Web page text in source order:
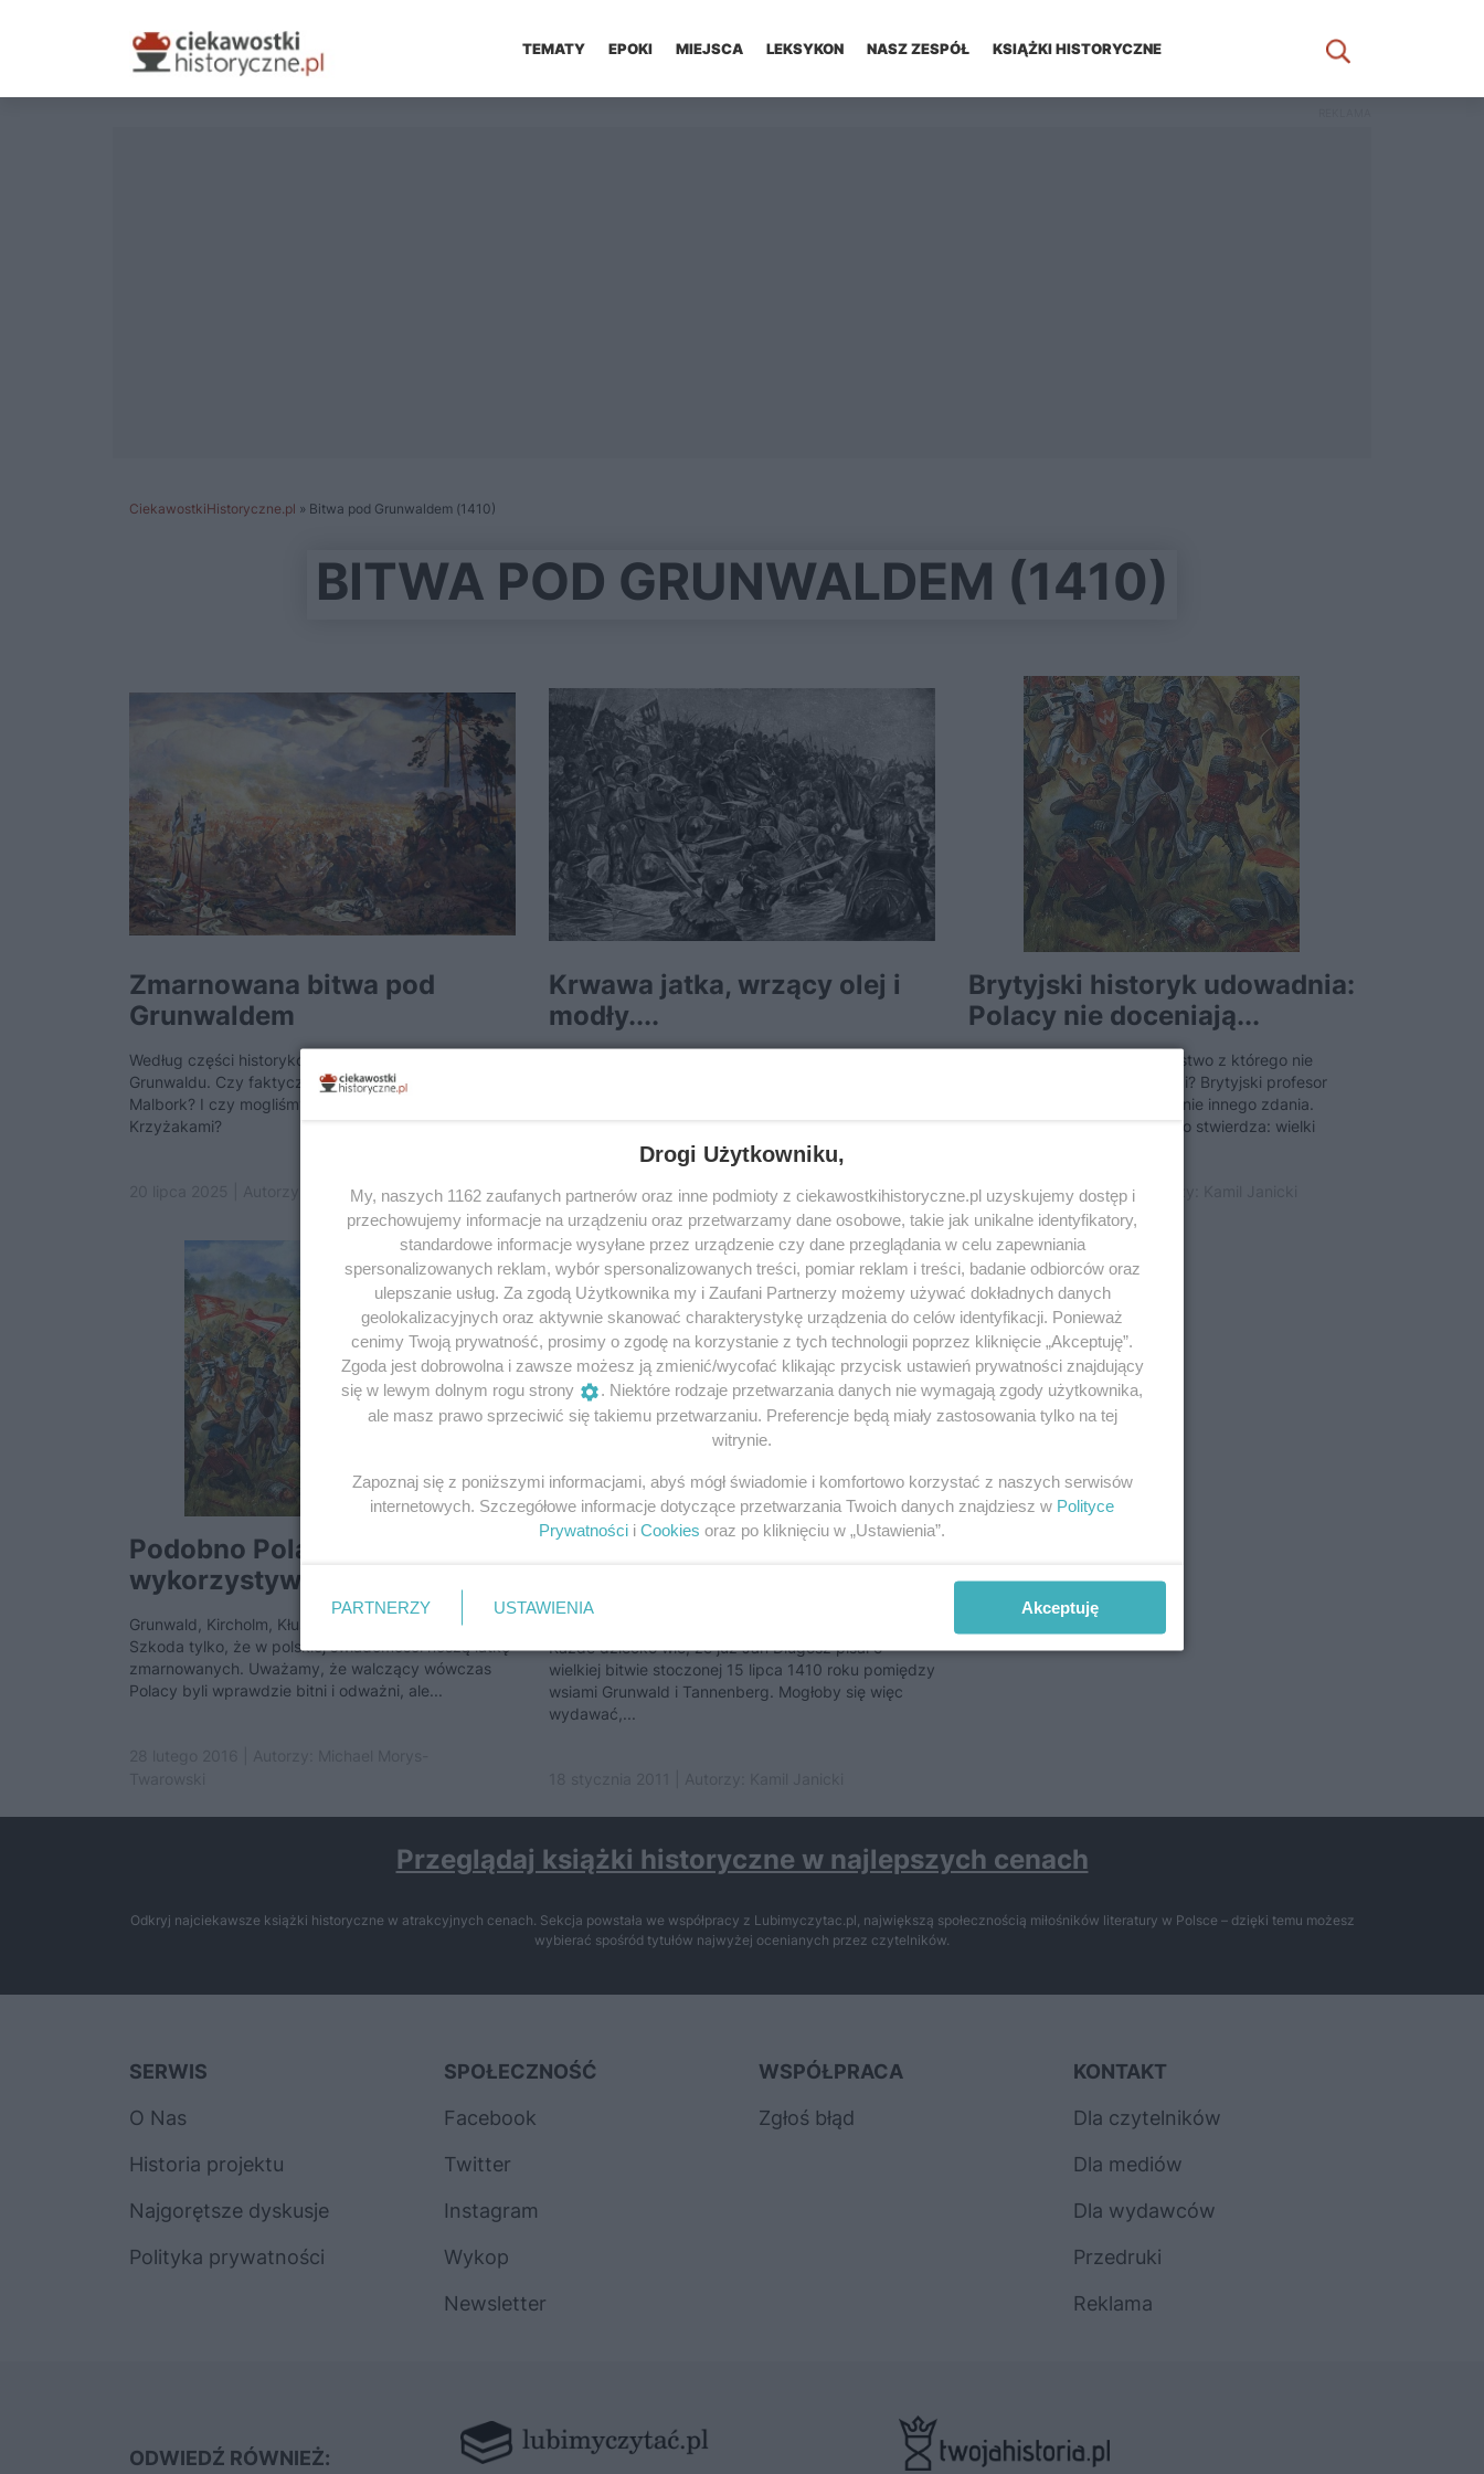
TEMATY EPOKI MIEJSCA LEKSYKON NASZ ZESPÓŁ KSIĄŻKI HISTORYCZNE
CiekawostkiHistoryczne.pl » Bitwa pod Grunwaldem (1410)
BITWA POD GRUNWALDEM (1410)
Zmarnowana bitwa pod
Grunwaldem
Według części historyków Polacy nie wykorzystali
Grunwaldu. Czy faktycznie spóźniliśmy się pod
Malbork? I czy mogliśmy wcześniej rozprawić się z
Krzyżakami?
Herbert Gnaś
Krwawa jatka, wrzący olej i
modły....
29 sierpnia 2019 | Autorzy:Piotr Dróżdż
Brytyjski historyk udowadnia:
Polacy nie doceniają...
Przegapiona szansa? Zwycięstwo z którego nie
wyciągnięto żadnych korzyści? Brytyjski profesor
historii Robert Frost jest zupełnie innego zdania.
Patrząc z dystansu stanowczo stwierdza: wielki
12 października 2018 | Autorzy:
Podobno Polacy nie potrafią
wykorzystywać swoich...
Grunwald, Kircholm, Kłuszyn… świetne zwycięstwa.
Szkoda tylko, że w polskiej świadomości noszą łatkę
zmarnowanych. Uważamy, że walczący wówczas
Polacy byli wprawdzie bitni i odważni, ale...
Grunwald? A co to? Parę
Każde dziecko wie, że już Jan Długosz pisał o
wielkiej bitwie stoczonej 15 lipca 1410 roku pomiędzy
wsiami Grunwald i Tannenberg. Mogłoby się więc
wydawać,...
Przeglądaj książki historyczne w najlepszych cenach
Odkryj najciekawsze książki historyczne w atrakcyjnych cenach. Sekcja powstała we współpracy z Lubimyczytac.pl, największą społecznością miłośników literatury w Polsce – dzięki temu możesz
wybierać spośród tytułów najwyżej ocenianych przez czytelników.
SERWIS
O Nas
Historia projektu
Najgorętsze dyskusje
Polityka prywatności
SPOŁECZNOŚĆ
Facebook
Twitter
Instagram
Wykop
Newsletter
WSPÓŁPRACA
Zgłoś błąd
KONTAKT
Dla czytelników
Dla mediów
Dla wydawców
Przedruki
Reklama
ODWIEDŹ RÓWNIEŻ:
Drogi Użytkowniku,
My, naszych 1162 zaufanych partnerów oraz inne podmioty z ciekawostkihistoryczne.pl uzyskujemy dostęp i
przechowujemy informacje na urządzeniu oraz przetwarzamy dane osobowe, takie jak unikalne identyfikatory,
standardowe informacje wysyłane przez urządzenie czy dane przeglądania w celu zapewniania
spersonalizowanych reklam, wybór spersonalizowanych treści, pomiar reklam i treści, badanie odbiorców oraz
ulepszanie usług. Za zgodą Użytkownika my i Zaufani Partnerzy możemy używać dokładnych danych
geolokalizacyjnych oraz aktywnie skanować charakterystykę urządzenia do celów identyfikacji. Ponieważ
cenimy Twoją prywatność, prosimy o zgodę na korzystanie z tych technologii poprzez kliknięcie „Akceptuję”.
Zgoda jest dobrowolna i zawsze możesz ją zmienić/wycofać klikając przycisk ustawień prywatności znajdujący
się w lewym dolnym rogu strony
. Niektóre rodzaje przetwarzania danych nie wymagają zgody użytkownika,
ale masz prawo sprzeciwić się takiemu przetwarzaniu. Preferencje będą miały zastosowania tylko na tej
witrynie.
Zapoznaj się z poniższymi informacjami, abyś mógł świadomie i komfortowo korzystać z naszych serwisów
internetowych. Szczegółowe informacje dotyczące przetwarzania Twoich danych znajdziesz w Polityce
Prywatności i Cookies oraz po kliknięciu w „Ustawienia”.
PARTNERZY USTAWIENIA Akceptuję